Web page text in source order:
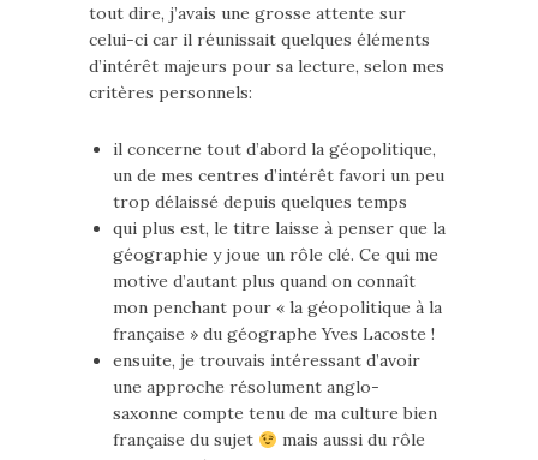
tout dire, j’avais une grosse attente sur
celui-ci car il réunissait quelques éléments
d’intérêt majeurs pour sa lecture, selon mes
critères personnels:
il concerne tout d’abord la géopolitique,
un de mes centres d’intérêt favori un peu
trop délaissé depuis quelques temps
qui plus est, le titre laisse à penser que la
géographie y joue un rôle clé. Ce qui me
motive d’autant plus quand on connaît
mon penchant pour « la géopolitique à la
française » du géographe Yves Lacoste !
ensuite, je trouvais intéressant d’avoir
une approche résolument anglo-
saxonne compte tenu de ma culture bien
française du sujet
mais aussi du rôle